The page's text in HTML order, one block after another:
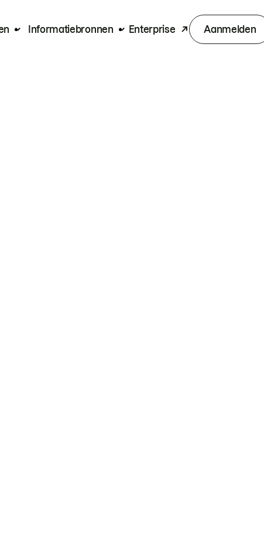
Informatiebronnen Enterprise Aanmelden